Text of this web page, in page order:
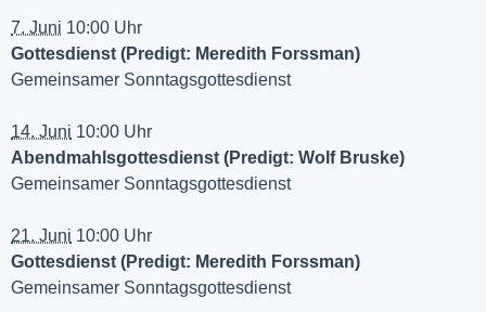
7. Juni 10:00 Uhr
Gottesdienst (Predigt: Meredith Forssman)
Gemeinsamer Sonntagsgottesdienst
14. Juni 10:00 Uhr
Abendmahlsgottesdienst (Predigt: Wolf Bruske)
Gemeinsamer Sonntagsgottesdienst
21. Juni 10:00 Uhr
Gottesdienst (Predigt: Meredith Forssman)
Gemeinsamer Sonntagsgottesdienst